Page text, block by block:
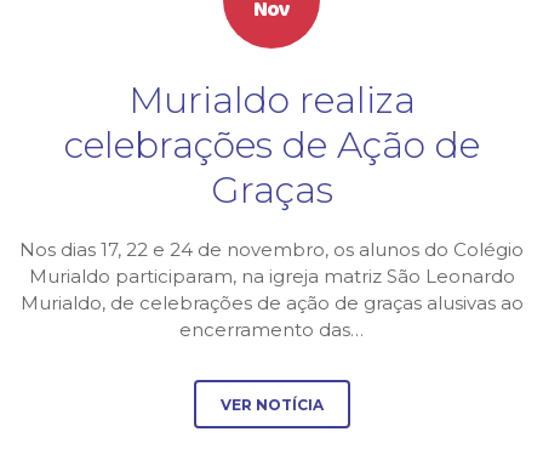
Nov
Murialdo realiza
celebrações de Ação de
Graças
Nos dias 17, 22 e 24 de novembro, os alunos do Colégio
Murialdo participaram, na igreja matriz São Leonardo
Murialdo, de celebrações de ação de graças alusivas ao
encerramento das…
VER NOTÍCIA